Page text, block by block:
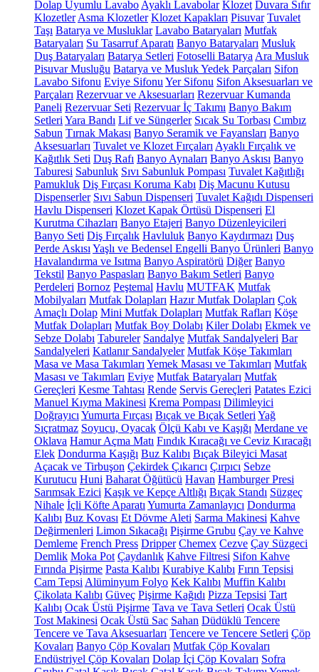
Dolap Uyumlu Lavabo Ayaklı Lavabolar Klozet Duvara Sıfır
Klozetler Asma Klozetler Klozet Kapakları Pisuvar Tuvalet
Taşı Batarya ve Musluklar Lavabo Bataryaları Mutfak
Bataryaları Su Tasarruf Aparatı Banyo Bataryaları Musluk
Duş Bataryaları Batarya Setleri Fotoselli Batarya Ara Musluk
Pisuvar Musluğu Batarya ve Musluk Yedek Parçaları Sifon
Lavabo Sifonu Eviye Sifonu Yer Sifonu Sifon Aksesuarları ve
Parçaları Rezervuar ve Aksesuarları Rezervuar Kumanda
Paneli Rezervuar Seti Rezervuar İç Takımı Banyo Bakım
Setleri Yara Bandı Lif ve Süngerler Sıcak Su Torbası Cımbız
Sabun Tırnak Makası Banyo Seramik ve Fayansları Banyo
Aksesuarları Tuvalet ve Klozet Fırçaları Ayaklı Fırçalık ve
Kağıtlık Seti Duş Rafı Banyo Aynaları Banyo Askısı Banyo
Taburesi Sabunluk Sıvı Sabunluk Pompası Tuvalet Kağıtlığı
Pamukluk Diş Fırçası Koruma Kabı Diş Macunu Kutusu
Dispenserler Sıvı Sabun Dispenseri Tuvalet Kağıdı Dispenseri
Havlu Dispenseri Klozet Kapak Örtüsü Dispenseri El
Kurutma Cihazları Banyo Etajeri Banyo Düzenleyicileri
Banyo Seti Diş Fırçalık Havluluk Banyo Kaydırmazı Duş
Perde Askısı Yaşlı ve Bedensel Engelli Banyo Ürünleri Banyo
Havalandırma ve Isıtma Banyo Aspiratörü Diğer Banyo
Tekstil Banyo Paspasları Banyo Bakım Setleri Banyo
Perdeleri Bornoz Peştemal Havlu MUTFAK Mutfak
Mobilyaları Mutfak Dolapları Hazır Mutfak Dolapları Çok
Amaçlı Dolap Mini Mutfak Dolapları Mutfak Rafları Köşe
Mutfak Dolapları Mutfak Boy Dolabı Kiler Dolabı Ekmek ve
Sebze Dolabı Tabureler Sandalye Mutfak Sandalyeleri Bar
Sandalyeleri Katlanır Sandalyeler Mutfak Köşe Takımları
Masa ve Masa Takımları Yemek Masası ve Takımları Mutfak
Masası ve Takımları Eviye Mutfak Bataryaları Mutfak
Gereçleri Kesme Tahtası Rende Servis Gereçleri Patates Ezici
Manuel Kıyma Makinesi Krema Pompası Dilimleyici
Doğrayıcı Yumurta Fırçası Bıçak ve Bıçak Setleri Yağ
Sıçratmaz Soyucu, Oyacak Ölçü Kabı ve Kaşığı Merdane ve
Oklava Hamur Açma Matı Fındık Kıracağı ve Ceviz Kıracağı
Elek Dondurma Kaşığı Buz Kalıbı Bıçak Bileyici Masat
Açacak ve Tirbuşon Çekirdek Çıkarıcı Çırpıcı Sebze
Kurutucu Huni Baharat Öğütücü Havan Hamburger Presi
Sarımsak Ezici Kaşık ve Kepçe Altlığı Bıçak Standı Süzgeç
Nihale İçli Köfte Aparatı Yumurta Zamanlayıcı Dondurma
Kalıbı Buz Kovası Et Dövme Aleti Sarma Makinesi Kahve
Değirmenleri Limon Sıkacağı Pişirme Grubu Çay ve Kahve
Demleme French Press Dripper Chemex Cezve Çay Süzgeci
Demlik Moka Pot Çaydanlık Kahve Filtresi Sifon Kahve
Fırında Pişirme Pasta Kalıbı Kurabiye Kalıbı Fırın Tepsisi
Cam Tepsi Alüminyum Folyo Kek Kalıbı Muffin Kalıbı
Çikolata Kalıbı Güveç Pişirme Kağıdı Pizza Tepsisi Tart
Kalıbı Ocak Üstü Pişirme Tava ve Tava Setleri Ocak Üstü
Tost Makinesi Ocak Üstü Sac Sahan Düdüklü Tencere
Tencere ve Tava Aksesuarları Tencere ve Tencere Setleri Çöp
Kovaları Banyo Çöp Kovaları Mutfak Çöp Kovaları
Endüstriyel Çöp Kovaları Dolap İçi Çöp Kovaları Sofra